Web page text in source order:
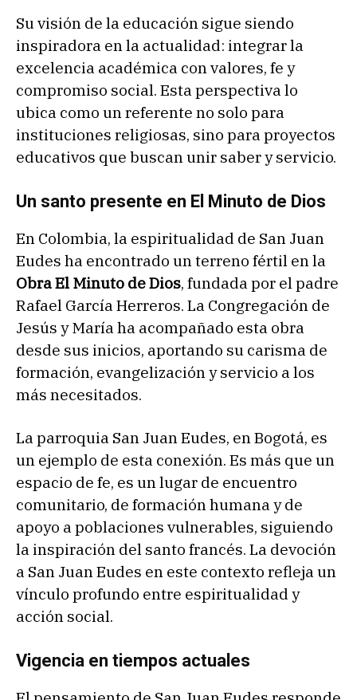
Su visión de la educación sigue siendo
inspiradora en la actualidad: integrar la
excelencia académica con valores, fe y
compromiso social. Esta perspectiva lo
ubica como un referente no solo para
instituciones religiosas, sino para proyectos
educativos que buscan unir saber y servicio.
Un santo presente en El Minuto de Dios
En Colombia, la espiritualidad de San Juan
Eudes ha encontrado un terreno fértil en la
Obra El Minuto de Dios, fundada por el padre
Rafael García Herreros. La Congregación de
Jesús y María ha acompañado esta obra
desde sus inicios, aportando su carisma de
formación, evangelización y servicio a los
más necesitados.
La parroquia San Juan Eudes, en Bogotá, es
un ejemplo de esta conexión. Es más que un
espacio de fe, es un lugar de encuentro
comunitario, de formación humana y de
apoyo a poblaciones vulnerables, siguiendo
la inspiración del santo francés. La devoción
a San Juan Eudes en este contexto refleja un
vínculo profundo entre espiritualidad y
acción social.
Vigencia en tiempos actuales